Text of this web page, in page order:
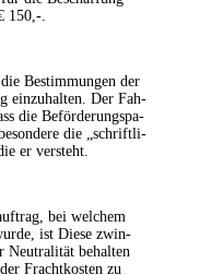
150,-.
Bestim­mun­gen der
ein­zu­hal­ten. Der Fah­
die Beför­de­rungs­pa­
die „schrift­li­
er versteht.
bei wel­chem
ist Die­se zwin­
Neu­tra­li­tät behal­ten
Fracht­kos­ten zu